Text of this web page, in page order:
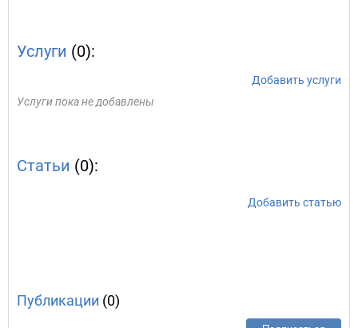
Услуги (0):
Добавить услуги
Услуги пока не добавлены
Статьи (0):
Добавить статью
Публикации (0)